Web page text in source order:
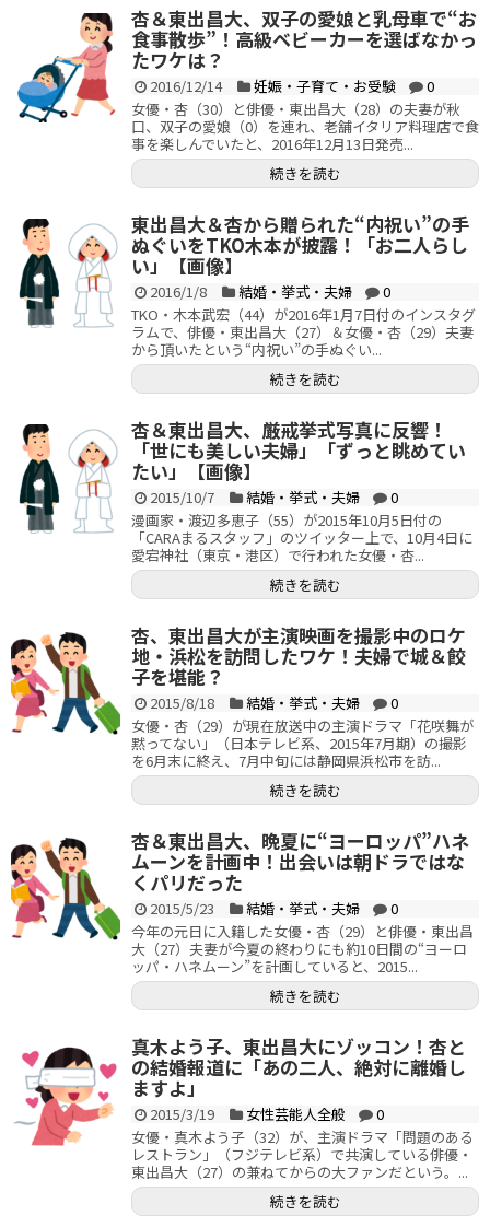
杏＆東出昌大、双子の愛娘と乳母車で“お
食事散歩”！高級ベビーカーを選ばなかっ
たワケは？
2016/12/14 妊娠・子育て・お受験
0
女優・杏（30）と俳優・東出昌大（28）の夫妻が秋
口、双子の愛娘（0）を連れ、老舗イタリア料理店で食
事を楽しんでいたと、2016年12月13日発売...
続きを読む
東出昌大＆杏から贈られた“内祝い”の手
ぬぐいをTKO木本が披露！「お二人らし
い」【画像】
2016/1/8 結婚・挙式・夫婦
0
TKO・木本武宏（44）が2016年1月7日付のインスタグ
ラムで、俳優・東出昌大（27）＆女優・杏（29）夫妻
から頂いたという“内祝い”の手ぬぐい...
続きを読む
杏＆東出昌大、厳戒挙式写真に反響！
「世にも美しい夫婦」「ずっと眺めてい
たい」【画像】
2015/10/7 結婚・挙式・夫婦
0
漫画家・渡辺多恵子（55）が2015年10月5日付の
「CARAまるスタッフ」のツイッター上で、10月4日に
愛宕神社（東京・港区）で行われた女優・杏...
続きを読む
杏、東出昌大が主演映画を撮影中のロケ
地・浜松を訪問したワケ！夫婦で城＆餃
子を堪能？
2015/8/18 結婚・挙式・夫婦
0
女優・杏（29）が現在放送中の主演ドラマ「花咲舞が
黙ってない」（日本テレビ系、2015年7月期）の撮影
を6月末に終え、7月中旬には静岡県浜松市を訪...
続きを読む
杏＆東出昌大、晩夏に“ヨーロッパ”ハネ
ムーンを計画中！出会いは朝ドラではな
くパリだった
2015/5/23 結婚・挙式・夫婦
0
今年の元日に入籍した女優・杏（29）と俳優・東出昌
大（27）夫妻が今夏の終わりにも約10日間の“ヨーロ
ッパ・ハネムーン”を計画していると、2015...
続きを読む
真木よう子、東出昌大にゾッコン！杏と
の結婚報道に「あの二人、絶対に離婚し
ますよ」
2015/3/19 女性芸能人全般
0
女優・真木よう子（32）が、主演ドラマ「問題のある
レストラン」（フジテレビ系）で共演している俳優・
東出昌大（27）の兼ねてからの大ファンだという。...
続きを読む